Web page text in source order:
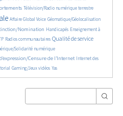
Télévision/Radio numérique terrestre
Affaire Global Voice Géomatique/Géolocalisation
Nomination Handicapés Enseignement à
Radios communautaires Qualité de service
Solidarité numérique
Censure de l’Internet
Internet des
Gaming/Jeux vidéos Yas